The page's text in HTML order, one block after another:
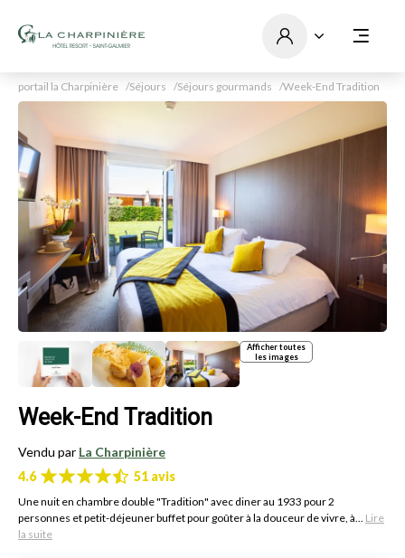
portail la Charpinière Séjours Séjours gourmands Week-End Tradition
Afficher toutes
les images
Week-End Tradition
Vendu par La Charpinière
4.6
51 avis
Une nuit en chambre double "Tradition" avec diner au 1933 pour 2
personnes et petit-déjeuner buffet pour goûter à la douceur de vivre, à... Lire
la suite